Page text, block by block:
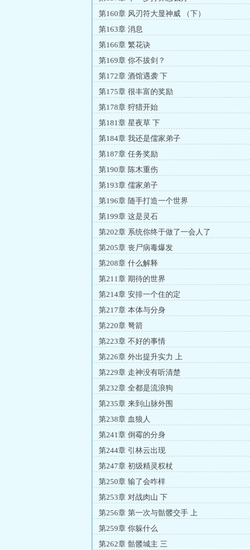
第160章 风刃符大显神威 （下）
第163章 消息
第166章 繁花诀
第169章 你不拔剑？
第172章 酒馆遇袭 下
第175章 很丰富的奖励
第178章 狩猎开始
第181章 星夜草 下
第184章 我还是儒家弟子
第187章 任务奖励
第190章 陈木重伤
第193章 儒家弟子
第196章 随手打造一个世界
第199章 这是灵石
第202章 系统你终于做了一会人了
第205章 丧尸病毒爆发
第208章 什么解释
第211章 期待的世界
第214章 安排一个住的定
第217章 本体与分身
第220章 弩箭
第223章 不好的事情
第226章 外出提升实力 上
第229章 走神没有听清楚
第232章 全都是流浪狗
第235章 来到山脉外围
第238章 血狼人
第241章 倒霉的分身
第244章 引林云出现
第247章 初级精灵权杖
第250章 输了会咋样
第253章 对战肉山 下
第256章 第一次与骷髅交手 上
第259章 你躲什么
第262章 骷髅城主 三